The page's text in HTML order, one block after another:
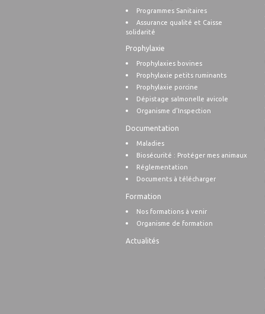
Programmes Sanitaires
Assurance qualité et Caisse
solidarité
Prophylaxie
Prophylaxies bovines
Prophylaxie petits ruminants
Prophylaxie porcine
Dépistage salmonelle avicole
Organisme d’Inspection
Documentation
Maladies
Biosécurité : Protéger mes animaux
Réglementation
Documents à télécharger
Formation
Nos formations à venir
Organisme de formation
Actualités